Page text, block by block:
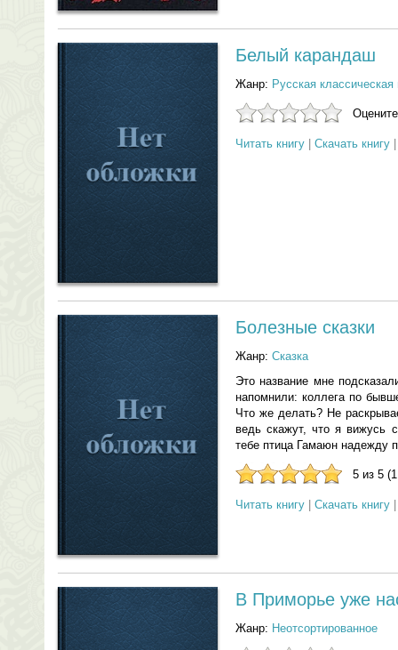
Белый карандаш
Жанр: Русская классическая
Читать книгу Скачать книгу
Болезные сказки
Жанр: Сказка
Это название мне
напомнили: коллега по
Что же делать? Не
ведь скажут, что я вижусь
тебе птица Гамаюн надежду
5 из 5
Читать книгу Скачать книгу
В Приморье уже
Жанр: Неотсортированное